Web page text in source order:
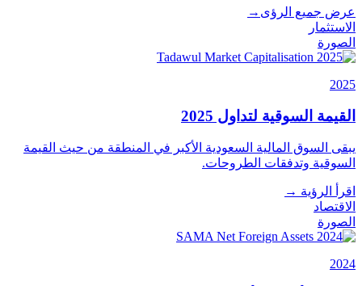
عرض جميع الرؤى →
الاستثمار
الصورة
2025
القيمة السوقية لتداول 2025
يبقى السوق المالية السعودية الأكبر في المنطقة من حيث القيمة
السوقية وتدفقات الطروحات.
اقرأ الرؤية →
الاقتصاد
الصورة
2024